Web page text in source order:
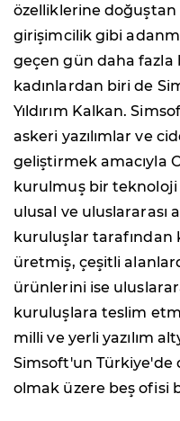
özelliklerine doğuştan
girişimcilik gibi
geçen gün daha fazla
kadınlardan biri de
Yıldırım Kalkan.
askeri yazılımlar ve
geliştirmek amacıyla
kurulmuş bir teknoloji
ulusal ve uluslararası
kuruluşlar tarafından
üretmiş, çeşitli
ürünlerini ise
kuruluşlara teslim
milli ve yerli yazılım
Simsoft'un Türkiye'de
olmak üzere beş ofisi